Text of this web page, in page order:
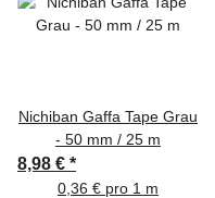
Nichiban Gaffa Tape Grau
- 50 mm / 25 m
8,98 € *
0,36 € pro 1 m